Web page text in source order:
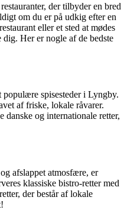
der tilbyder en bred
om du er på udkig efter en
eller et sted at mødes
Her er nogle af de bedste
populære spisesteder i Lyngby.
af friske, lokale råvarer.
danske og internationale retter,
afslappet atmosfære, er
klassiske bistro-retter med
der består af lokale